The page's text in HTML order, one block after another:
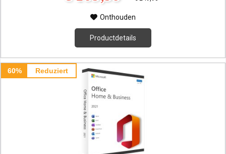
Onthouden
Productdetails
60% Reduziert